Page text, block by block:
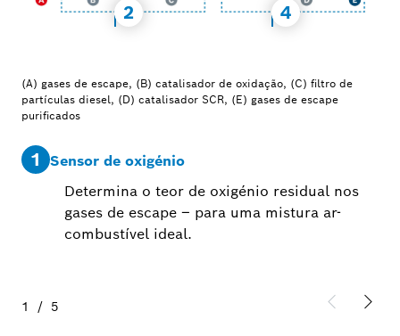
(A) gases de escape, (B) catalisador de oxidação, (C) filtro de
partículas diesel, (D) catalisador SCR, (E) gases de escape
purificados
2 4
1
Sensor de oxigénio
Determina o teor de oxigénio residual nos
gases de escape – para uma mistura ar-
combustível ideal.
1 / 5